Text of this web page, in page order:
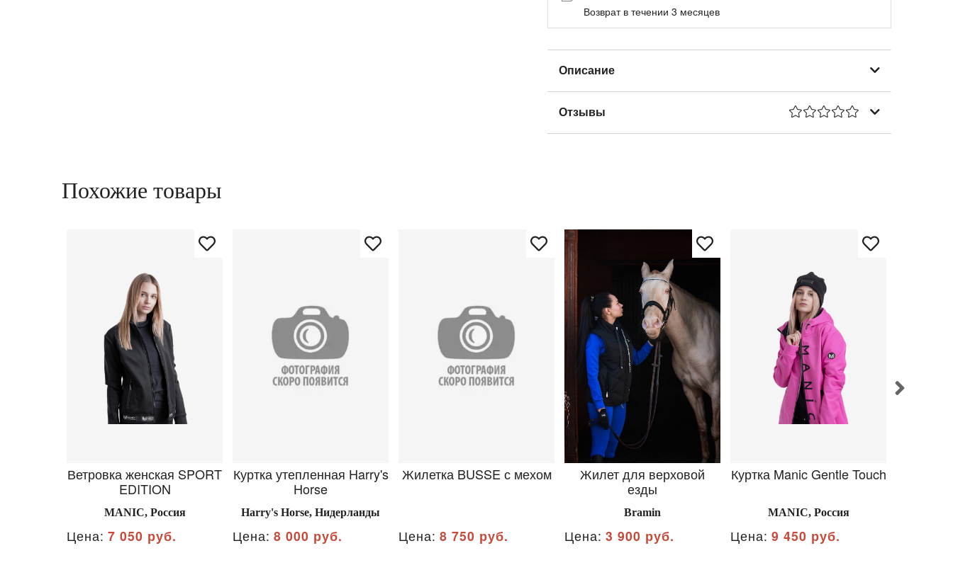
Возврат в течении 3 месяцев
Описание
Отзывы
Похожие товары
Ветровка женская SPORT
EDITION
MANIC, Россия
Цена: 7 050 руб.
Куртка утепленная Harry's
Horse
Harry's Horse, Нидерланды
Цена: 8 000 руб.
Жилетка BUSSE с мехом
Цена: 8 750 руб.
Жилет для верховой
езды
Bramin
Цена: 3 900 руб.
Куртка Manic Gentle Touch
MANIC, Россия
Цена: 9 450 руб.